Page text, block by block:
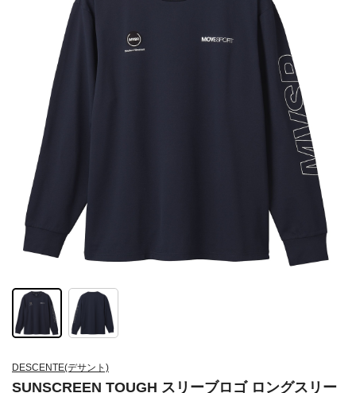
DESCENTE(デサント)
SUNSCREEN TOUGH スリーブロゴ ロングスリー